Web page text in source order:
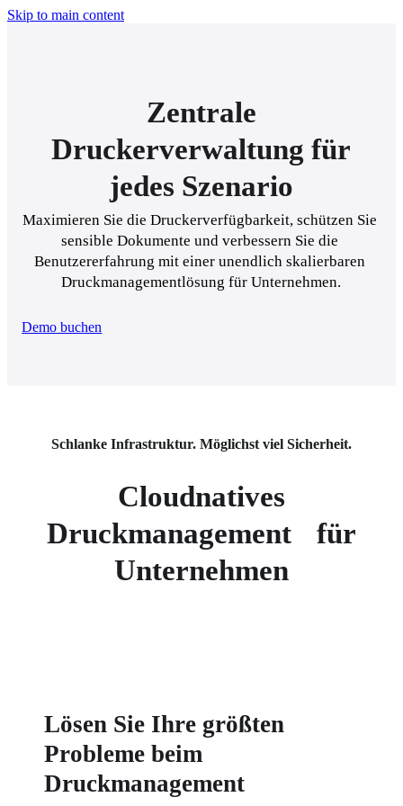
Skip to main content
Zentrale
Druckerverwaltung für
jedes Szenario
Maximieren Sie die Druckerverfügbarkeit, schützen Sie
sensible Dokumente und verbessern Sie die
Benutzererfahrung mit einer unendlich skalierbaren
Druckmanagementlösung für Unternehmen.
Demo buchen
Schlanke Infrastruktur. Möglichst viel Sicherheit.
Cloudnatives
Druckmanagement für
Unternehmen
Lösen Sie Ihre größten
Probleme beim
Druckmanagement